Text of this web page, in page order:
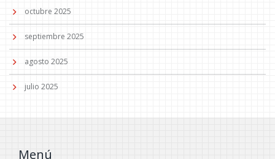
octubre 2025
septiembre 2025
agosto 2025
julio 2025
Menú